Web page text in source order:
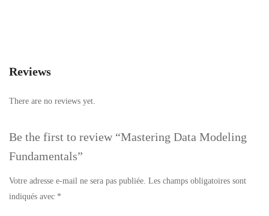
Reviews
There are no reviews yet.
Be the first to review “Mastering Data Modeling
Fundamentals”
Votre adresse e-mail ne sera pas publiée. Les champs obligatoires sont
indiqués avec *